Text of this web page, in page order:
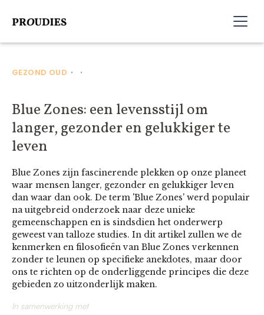
GEZOND OUD • •
Blue Zones: een levensstijl om
langer, gezonder en gelukkiger te
leven
Blue Zones zijn fascinerende plekken op onze planeet
waar mensen langer, gezonder en gelukkiger leven
dan waar dan ook. De term 'Blue Zones' werd populair
na uitgebreid onderzoek naar deze unieke
gemeenschappen en is sindsdien het onderwerp
geweest van talloze studies. In dit artikel zullen we de
kenmerken en filosofieën van Blue Zones verkennen
zonder te leunen op specifieke anekdotes, maar door
ons te richten op de onderliggende principes die deze
gebieden zo uitzonderlijk maken.
In samenwerking met